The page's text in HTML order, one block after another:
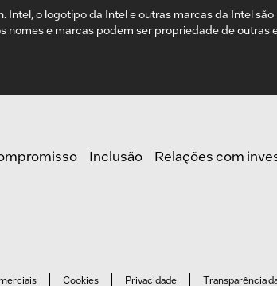
Intel, o logotipo da Intel e outras marcas da Intel
nomes e marcas podem ser propriedade de outras
Inclusão Relações com
Cookies Privacidade Transparência